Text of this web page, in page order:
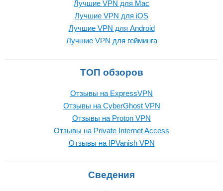
Лучшие VPN для Mac
Лучшие VPN для iOS
Лучшие VPN для Android
Лучшие VPN для гейминга
ТОП обзоров
Отзывы на ExpressVPN
Отзывы на CyberGhost VPN
Отзывы на Proton VPN
Отзывы на Private Internet Access
Отзывы на IPVanish VPN
Сведения